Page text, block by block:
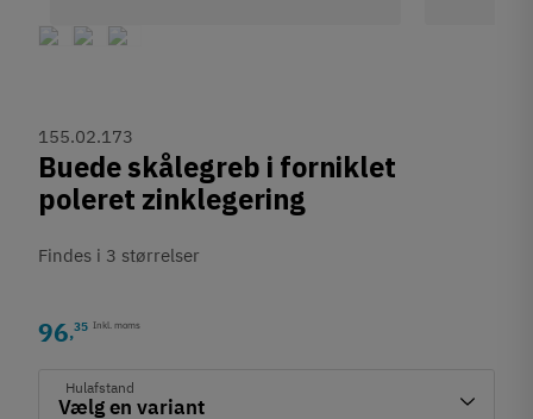
155.02.173
Buede skålegreb i forniklet
poleret zinklegering
Findes i 3 størrelser
96,35 Inkl. moms
Hulafstand